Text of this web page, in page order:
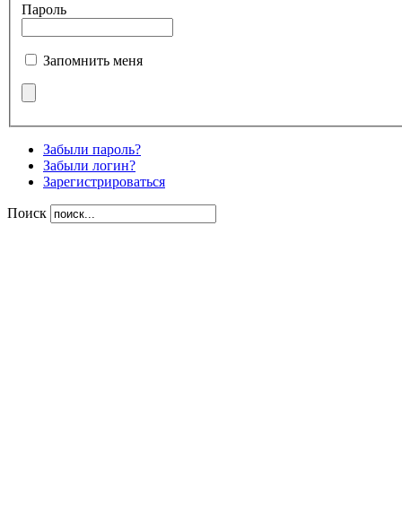
Пароль
Запомнить меня
Забыли пароль?
Забыли логин?
Зарегистрироваться
Поиск